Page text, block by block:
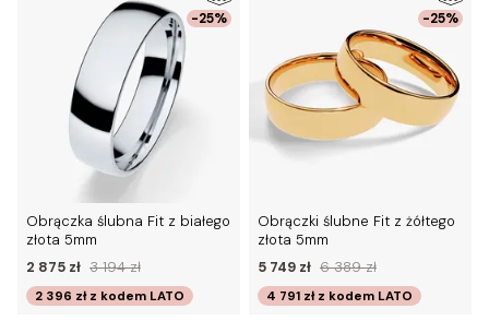
-25%
Obrączka ślubna Fit z białego
złota 5mm
2 875 zł 3 194 zł
2 396 zł z kodem LATO
-25%
Obrączki ślubne Fit z żółtego
złota 5mm
5 749 zł 6 389 zł
4 791 zł z kodem LATO